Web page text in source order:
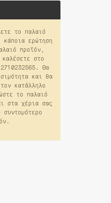
το παλαιό
ερώτηση
προϊόν,
στο
Θα
και θα
κατάλληλο
το παλαιό
στα χέρια σας